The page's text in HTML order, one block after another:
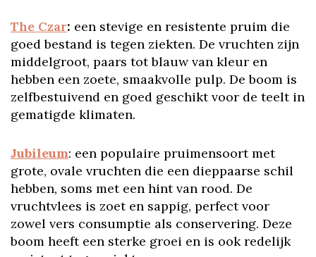
The Czar: een stevige en resistente pruim die
goed bestand is tegen ziekten. De vruchten zijn
middelgroot, paars tot blauw van kleur en
hebben een zoete, smaakvolle pulp. De boom is
zelfbestuivend en goed geschikt voor de teelt in
gematigde klimaten.
Jubileum: een populaire pruimensoort met
grote, ovale vruchten die een dieppaarse schil
hebben, soms met een hint van rood. De
vruchtvlees is zoet en sappig, perfect voor
zowel vers consumptie als conservering. Deze
boom heeft een sterke groei en is ook redelijk